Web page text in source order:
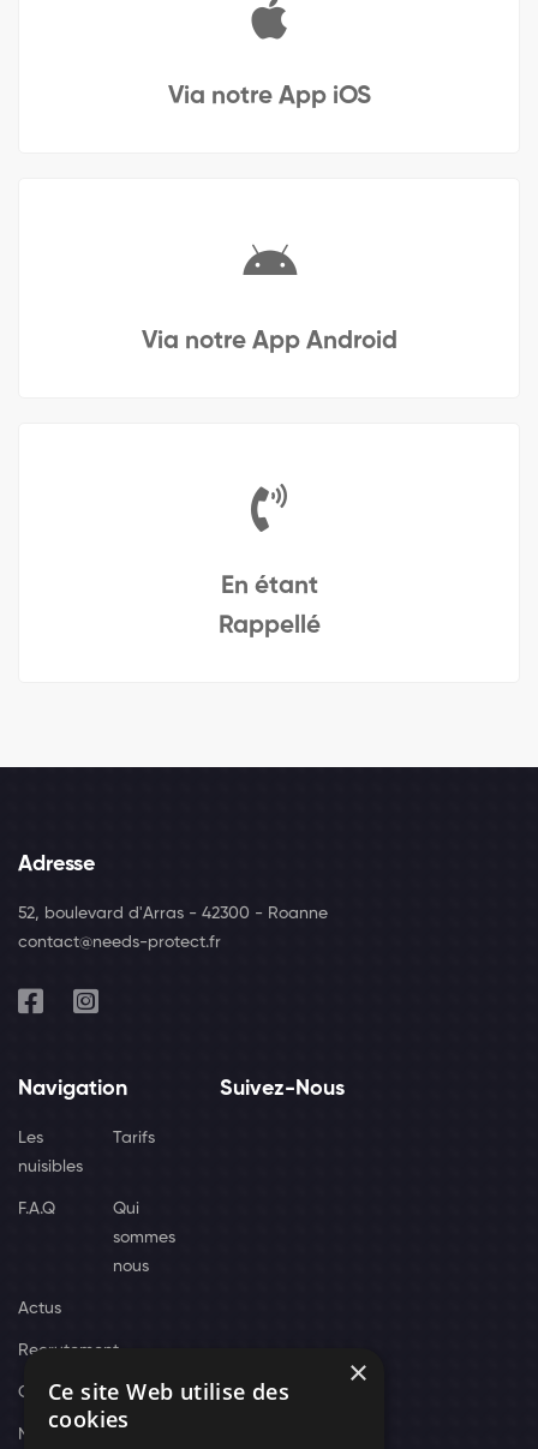
Via notre App iOS
Via notre App Android
En étant
Rappellé
Adresse
52, boulevard d'Arras - 42300 - Roanne
contact@needs-protect.fr
Navigation
Les
nuisibles
Tarifs
F.A.Q
Qui
sommes
nous
Actus
Recrutement
Contact
Nos techniciens
Suivez-Nous
×
Ce site Web utilise des
cookies